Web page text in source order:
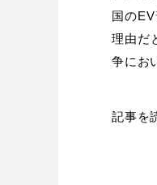
国の
理由だ
争にお
記事を